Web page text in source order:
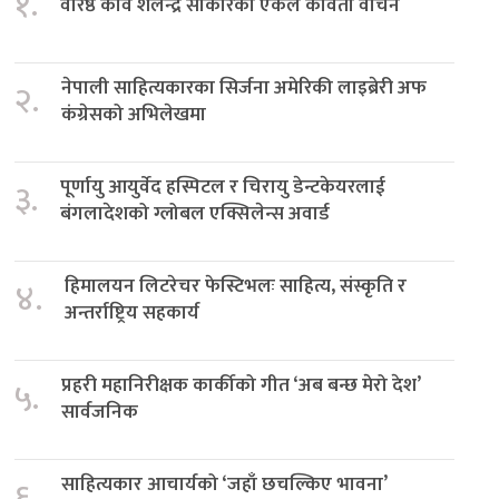
२.
नेपाली साहित्यकारका सिर्जना अमेरिकी लाइब्रेरी अफ
कंग्रेसको अभिलेखमा
३.
पूर्णायु आयुर्वेद हस्पिटल र चिरायु डेन्टकेयरलाई
बंगलादेशको ग्लोबल एक्सिलेन्स अवार्ड
४.
हिमालयन लिटरेचर फेस्टिभलः साहित्य, संस्कृति र
अन्तर्राष्ट्रिय सहकार्य
५.
प्रहरी महानिरीक्षक कार्कीको गीत ‘अब बन्छ मेरो देश’
सार्वजनिक
साहित्यकार आचार्यको ‘जहाँ छचल्किए भावना’